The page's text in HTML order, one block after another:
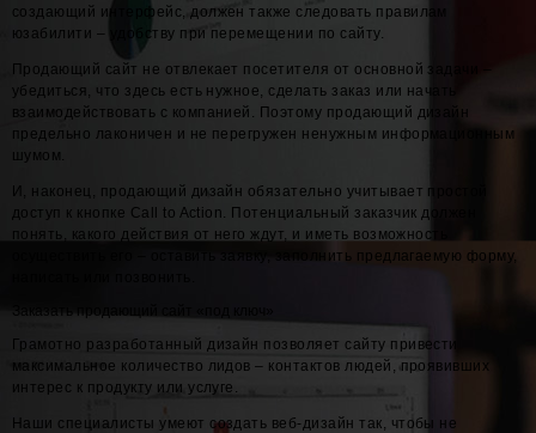
создающий интерфейс, должен также следовать правилам
юзабилити – удобству при перемещении по сайту.
Продающий сайт не отвлекает посетителя от основной задачи –
убедиться, что здесь есть нужное, сделать заказ или начать
взаимодействовать с компанией. Поэтому продающий дизайн
предельно лаконичен и не перегружен ненужным информационным
шумом.
И, наконец, продающий дизайн обязательно учитывает простой
доступ к кнопке Call to Action. Потенциальный заказчик должен
понять, какого действия от него ждут, и иметь возможность
осуществить его – оставить заявку, заполнить предлагаемую форму,
Заказать продающий сайт «под ключ»
Грамотно разработанный дизайн позволяет сайту привести
максимальное количество лидов – контактов людей, проявивших
интерес к продукту или услуге.
Наши специалисты умеют создать веб-дизайн так, чтобы не